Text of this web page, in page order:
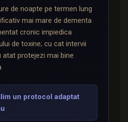
de noapte pe termen lung
mai mare de dementa
cronic impiedica
de toxine; cu cat intervii
atat protejezi mai bine
un protocol adaptat